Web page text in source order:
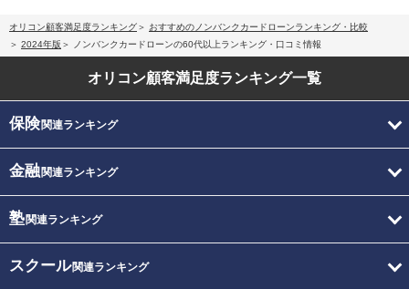
オリコン顧客満足度ランキング
おすすめのノンバンクカードローンランキング・比較
2024年版
ノンバンクカードローンの60代以上ランキング・口コミ情報
オリコン顧客満足度ランキング一覧
保険関連ランキング
金融関連ランキング
塾関連ランキング
スクール関連ランキング